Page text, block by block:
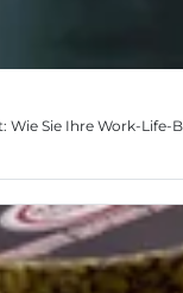
Wie Sie Ihre Work-Life-